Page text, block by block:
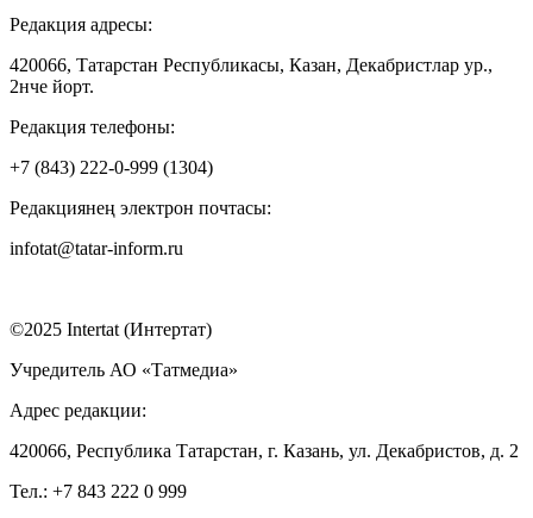
Редакция адресы:
420066, Татарстан Республикасы, Казан, Декабристлар ур.,
2нче йорт.
Редакция телефоны:
+7 (843) 222-0-999 (1304)
Редакциянең электрон почтасы:
infotat@tatar-inform.ru
©2025 Intertat (Интертат)
Учредитель АО «Татмедиа»
Адрес редакции:
420066, Республика Татарстан, г. Казань, ул. Декабристов, д. 2
Тел.: +7 843 222 0 999